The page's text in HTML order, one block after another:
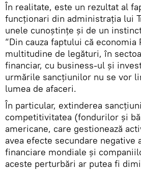
În realitate, este un rezultat al
funcționari din administrația lui
unele cunoștințe și de un
“Din cauza faptului că economia
multitudine de legături, în
financiar, cu business-ul și
urmările sancțiunilor nu se vor
lumea de afaceri.
În particular, extinderea
competitivitatea (fondurilor și
americane, care gestionează
avea efecte secundare negative
financiare mondiale și
aceste perturbări ar putea fi